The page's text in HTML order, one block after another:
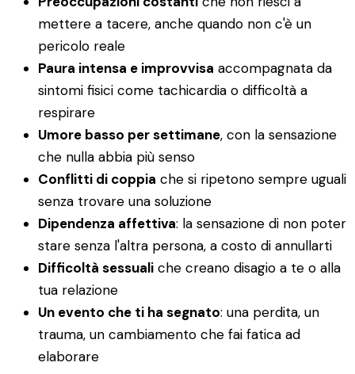
mettere a tacere, anche quando non c'è un
pericolo reale
Paura intensa e improvvisa accompagnata da
sintomi fisici come tachicardia o difficoltà a
respirare
Umore basso per settimane, con la sensazione
che nulla abbia più senso
Conflitti di coppia che si ripetono sempre uguali
senza trovare una soluzione
Dipendenza affettiva: la sensazione di non poter
stare senza l'altra persona, a costo di annullarti
Difficoltà sessuali che creano disagio a te o alla
tua relazione
Un evento che ti ha segnato: una perdita, un
trauma, un cambiamento che fai fatica ad
elaborare